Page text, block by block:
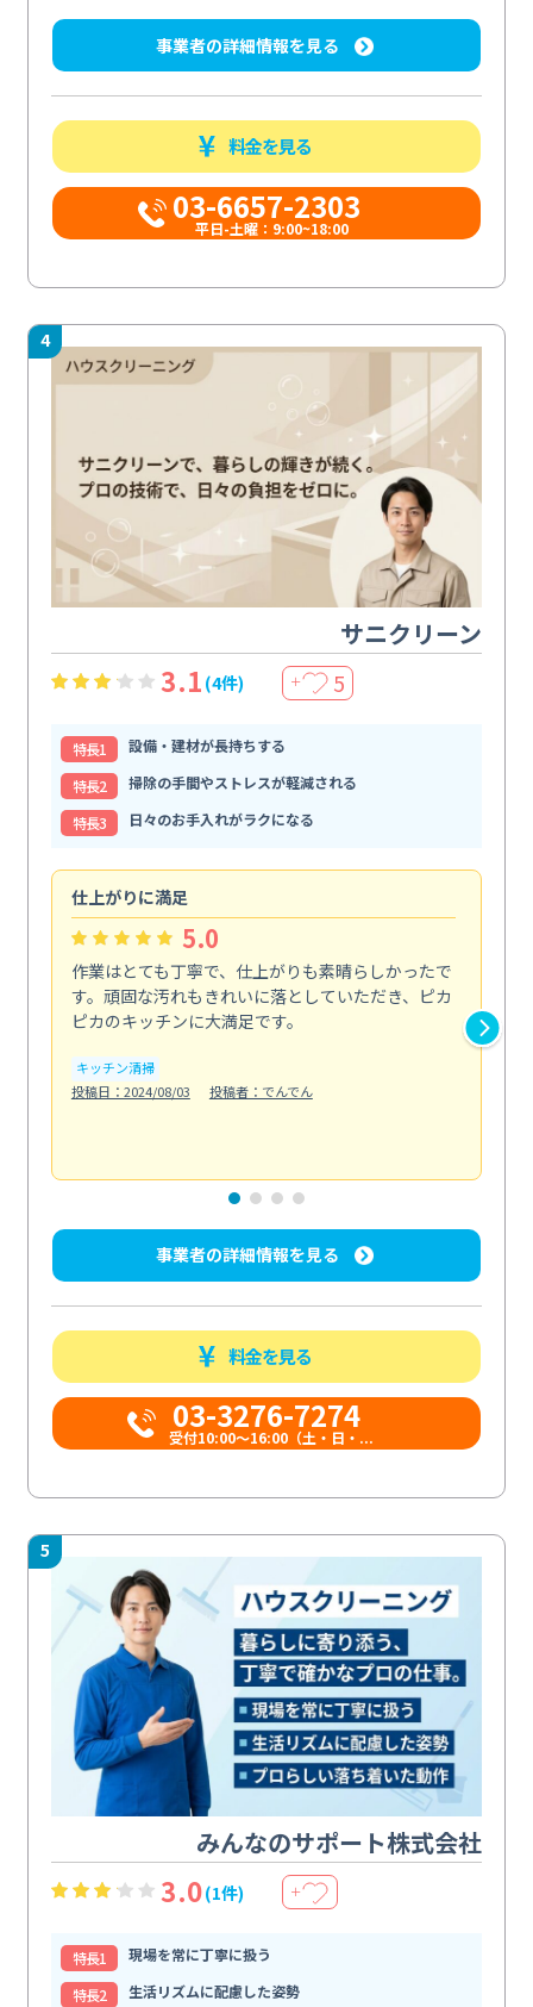
事業者の詳細情報を見る
料金を見る
03-6657-2303
平日-土曜：9:00~18:00
4
サニクリーン
3.1 (4件) ＋ 5
特⻑1
設備・建材が長持ちする
特⻑2
掃除の手間やストレスが軽減される
特⻑3
日々のお手入れがラクになる
仕上がりに満足
5.0
作業はとても丁寧で、仕上がりも素晴らしかったで
す。頑固な汚れもきれいに落としていただき、ピカ
ピカのキッチンに大満足です。
キッチン清掃
投稿日：2024/08/03
投稿者：でんでん
事業者の詳細情報を見る
料金を見る
03-3276-7274
受付10:00〜16:00（土・日・...
5
みんなのサポート株式会社
3.0(1件) ＋
特⻑1
現場を常に丁寧に扱う
特⻑2
生活リズムに配慮した姿勢